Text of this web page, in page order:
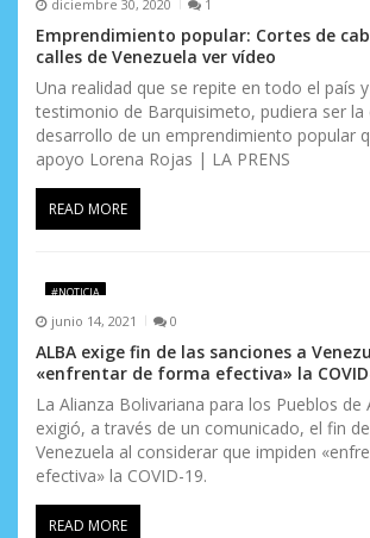
t
r
a
d
a
diciembre 30, 2020 1
Emprendimiento popular: Cortes de
calles de Venezuela ver vídeo
Una realidad que se repite en todo el país
testimonio de Barquisimeto, pudiera ser la
desarrollo de un emprendimiento popular
apoyo Lorena Rojas | LA PRENS
READ MORE
#NOTICIA
junio 14, 2021 0
ALBA exige fin de las sanciones a
«enfrentar de forma efectiva» la
La Alianza Bolivariana para los Pueblos de
exigió, a través de un comunicado, el fin
Venezuela al considerar que impiden
efectiva» la COVID-19.
READ MORE